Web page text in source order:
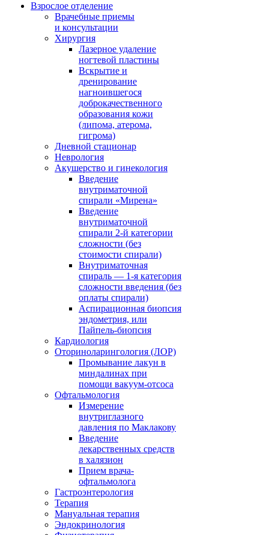
Взрослое отделение
Врачебные приемы
и консультации
Хирургия
Лазерное удаление
ногтевой пластины
Вскрытие и
дренирование
нагноившегося
доброкачественного
образования кожи
(липома, атерома,
гигрома)
Дневной стационар
Неврология
Акушерство и гинекология
Введение
внутриматочной
спирали «Мирена»
Введение
внутриматочной
спирали 2-й категории
сложности (без
стоимости спирали)
Внутриматочная
спираль — 1-я категория
сложности введения (без
оплаты спирали)
Аспирационная биопсия
эндометрия, или
Пайпель-биопсия
Кардиология
Оториноларингология (ЛОР)
Промывание лакун в
миндалинах при
помощи вакуум-отсоса
Офтальмология
Измерение
внутриглазного
давления по Маклакову
Введение
лекарственных средств
в халязион
Прием врача-
офтальмолога
Гастроэнтерология
Терапия
Мануальная терапия
Эндокринология